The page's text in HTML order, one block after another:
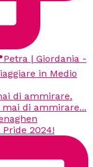
di ammirare.
2024!